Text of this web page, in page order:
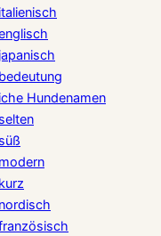
italienisch
japanisch
bedeutung
Hundenamen
selten
süß
modern
kurz
nordisch